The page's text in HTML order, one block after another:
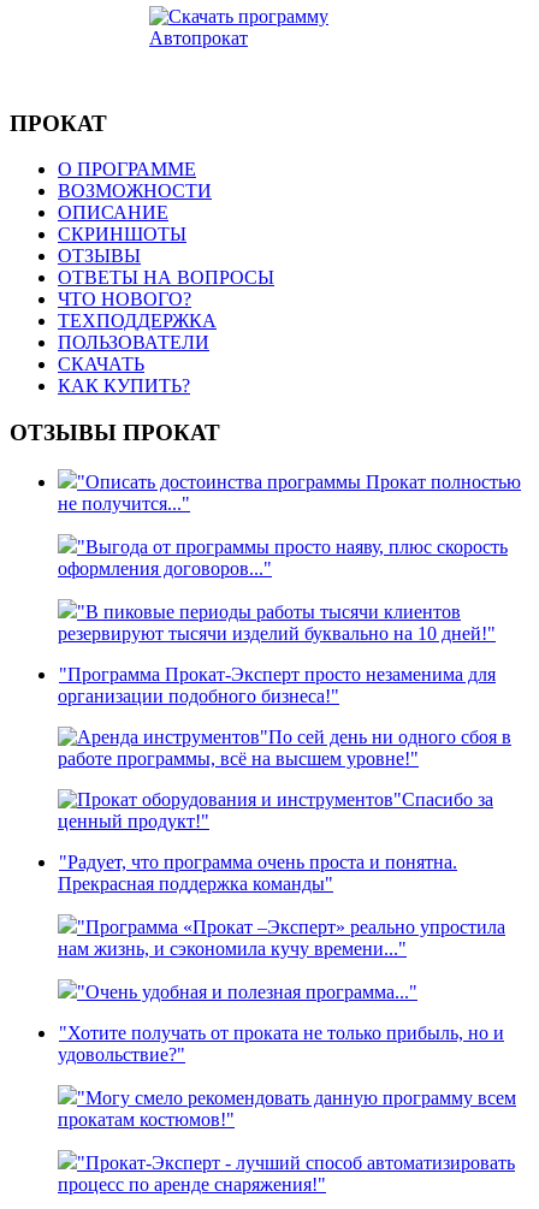
ПРОКАТ
О ПРОГРАММЕ
ВОЗМОЖНОСТИ
ОПИСАНИЕ
СКРИНШОТЫ
ОТЗЫВЫ
ОТВЕТЫ НА ВОПРОСЫ
ЧТО НОВОГО?
ТЕХПОДДЕРЖКА
ПОЛЬЗОВАТЕЛИ
СКАЧАТЬ
КАК КУПИТЬ?
ОТЗЫВЫ ПРОКАТ
"Описать достоинства программы Прокат полностью
не получится..."
"Выгода от программы просто наяву, плюс скорость
оформления договоров..."
"В пиковые периоды работы тысячи клиентов
резервируют тысячи изделий буквально на 10 дней!"
"Программа Прокат-Эксперт просто незаменима для
организации подобного бизнеса!"
"По сей день ни одного сбоя в
работе программы, всё на высшем уровне!"
"Спасибо за
ценный продукт!"
"Радует, что программа очень проста и понятна.
Прекрасная поддержка команды"
"Программа «Прокат –Эксперт» реально упростила
нам жизнь, и сэкономила кучу времени..."
"Очень удобная и полезная программа..."
"Хотите получать от проката не только прибыль, но и
удовольствие?"
"Могу смело рекомендовать данную программу всем
прокатам костюмов!"
"Прокат-Эксперт - лучший способ автоматизировать
процесс по аренде снаряжения!"